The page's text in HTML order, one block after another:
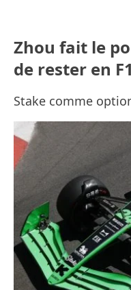
Zhou fait le
de rester en
Stake comme